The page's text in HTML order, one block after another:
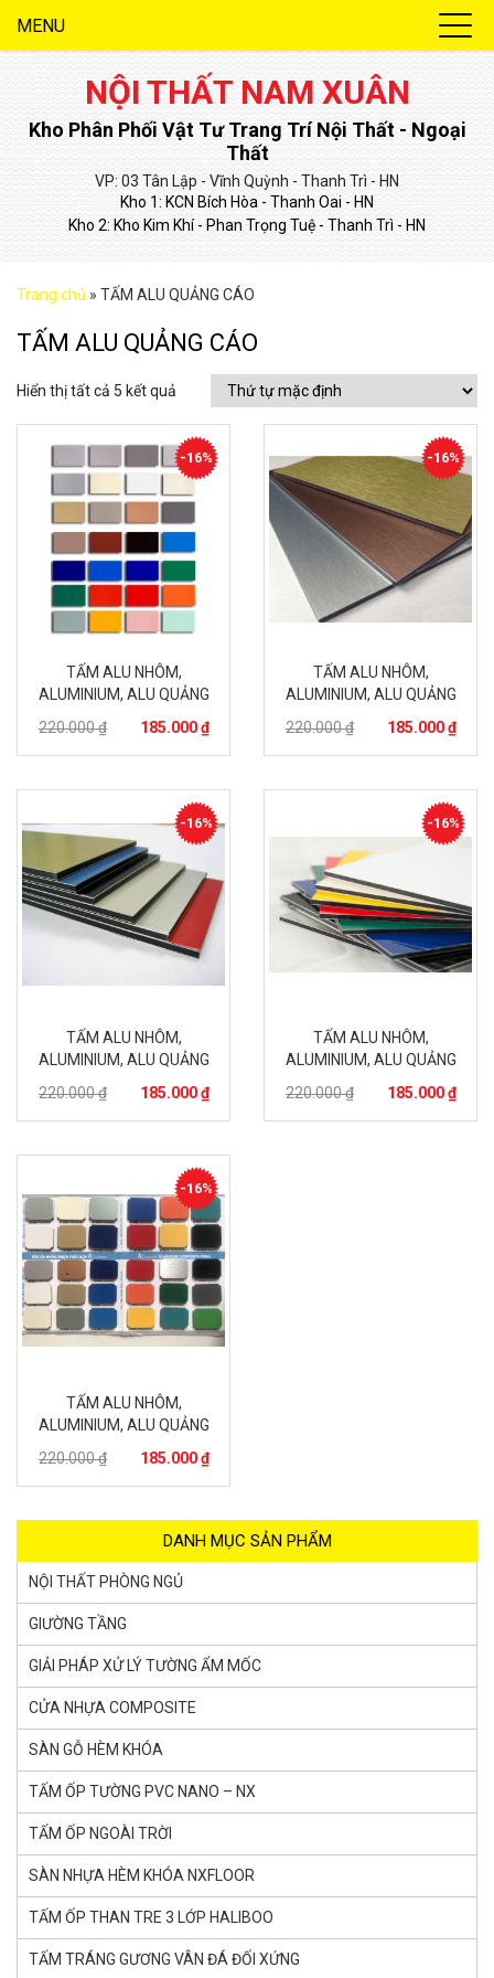
MENU
NỘI THẤT NAM XUÂN
Kho Phân Phối Vật Tư Trang Trí Nội Thất - Ngoại
Thất
VP: 03 Tân Lập - Vĩnh Quỳnh - Thanh Trì - HN
Kho 1: KCN Bích Hòa - Thanh Oai - HN
Kho 2: Kho Kim Khí - Phan Trọng Tuệ - Thanh Trì - HN
Trang chủ » TẤM ALU QUẢNG CÁO
TẤM ALU QUẢNG CÁO
Hiển thị tất cả 5 kết quả
TẤM ALU NHÔM,
ALUMINIUM, ALU QUẢNG
220.000 ₫ 185.000 ₫
-16%
TẤM ALU NHÔM,
ALUMINIUM, ALU QUẢNG
220.000 ₫ 185.000 ₫
-16%
TẤM ALU NHÔM,
ALUMINIUM, ALU QUẢNG
220.000 ₫ 185.000 ₫
-16%
TẤM ALU NHÔM,
ALUMINIUM, ALU QUẢNG
220.000 ₫ 185.000 ₫
-16%
TẤM ALU NHÔM,
ALUMINIUM, ALU QUẢNG
220.000 ₫ 185.000 ₫
-16%
DANH MỤC SẢN PHẨM
NỘI THẤT PHÒNG NGỦ
GIƯỜNG TẦNG
GIẢI PHÁP XỬ LÝ TƯỜNG ẨM MỐC
CỬA NHỰA COMPOSITE
SÀN GỖ HÈM KHÓA
TẤM ỐP TƯỜNG PVC NANO – NX
TẤM ỐP NGOÀI TRỜI
SÀN NHỰA HÈM KHÓA NXFLOOR
TẤM ỐP THAN TRE 3 LỚP HALIBOO
TẤM TRÁNG GƯƠNG VÂN ĐÁ ĐỐI XỨNG